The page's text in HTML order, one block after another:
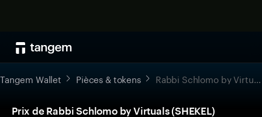
Tangem Wallet Pièces & tokens Rabbi Schlomo by Virtuals
Prix de Rabbi Schlomo by Virtuals (SHEKEL)